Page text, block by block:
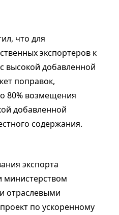
что для
экспортеров к
высокой добавленной
поправок,
80% возмещения
добавленной
содержания.
экспорта
министерством
отраслевыми
по ускоренному